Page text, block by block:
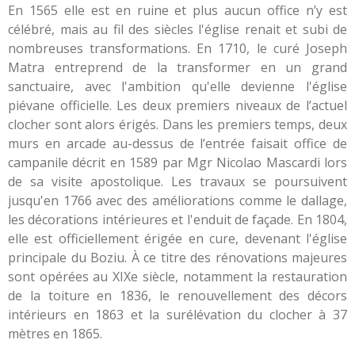
En 1565 elle est en ruine et plus aucun office n’y est
célébré, mais au fil des siècles l'église renait et subi de
nombreuses transformations. En 1710, le curé Joseph
Matra entreprend de la transformer en un grand
sanctuaire, avec l'ambition qu'elle devienne l'église
piévane officielle. Les deux premiers niveaux de l’actuel
clocher sont alors érigés. Dans les premiers temps, deux
murs en arcade au-dessus de l’entrée faisait office de
campanile décrit en 1589 par Mgr Nicolao Mascardi lors
de sa visite apostolique. Les travaux se poursuivent
jusqu'en 1766 avec des améliorations comme le dallage,
les décorations intérieures et l'enduit de façade. En 1804,
elle est officiellement érigée en cure, devenant l'église
principale du Boziu. À ce titre des rénovations majeures
sont opérées au XIXe siècle, notamment la restauration
de la toiture en 1836, le renouvellement des décors
intérieurs en 1863 et la surélévation du clocher à 37
mètres en 1865.